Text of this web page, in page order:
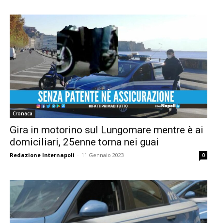
Cronaca
Gira in motorino sul Lungomare mentre è ai
domiciliari, 25enne torna nei guai
Redazione Internapoli - 11 Gennaio 2023 0